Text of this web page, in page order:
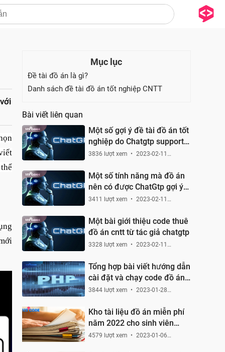
Mục lục
Đề tài đồ án là gì?
Danh sách đề tài đồ án tốt nghiệp CNTT
Bài viết liên quan
Một số gợi ý đề tài đồ án tốt
nghiệp do Chatgtp support
gợi ý
3836 lượt xem
2023-02-11
Một số tính năng mà đồ án
nên có được ChatGtp gợi ý
cho chúng ta
3411 lượt xem
2023-02-11
Một bài giới thiệu code thuê
đồ án cntt từ tác giả chatgtp
3328 lượt xem
2023-02-11
Tổng hợp bài viết hướng dẫn
cài đặt và chạy code đồ án
bằng php hoạc laravel
3844 lượt xem
2023-01-28
Kho tài liệu đồ án miễn phí
năm 2022 cho sinh viên
CNTT
4579 lượt xem
2023-01-06